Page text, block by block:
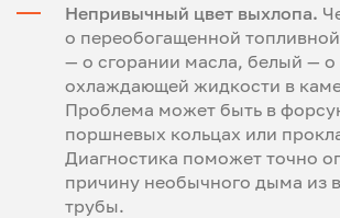
Непривычный цвет выхлопа.
о переобогащенной
— о сгорании масла, белый —
охлаждающей жидкости в
Проблема может быть в
поршневых кольцах или
Диагностика поможет точно
причину необычного дыма из
трубы.